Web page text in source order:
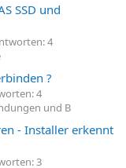
SSD und
4
?
4
und B
- Installer erkennt
3